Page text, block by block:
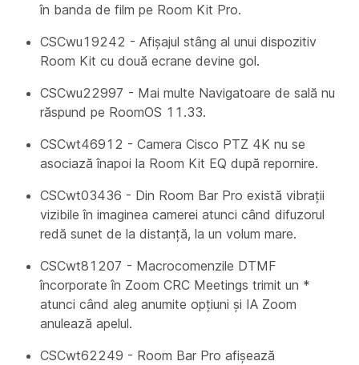
în banda de film pe Room Kit Pro.
CSCwu19242 - Afișajul stâng al unui dispozitiv
Room Kit cu două ecrane devine gol.
CSCwu22997 - Mai multe Navigatoare de sală nu
răspund pe RoomOS 11.33.
CSCwt46912 - Camera Cisco PTZ 4K nu se
asociază înapoi la Room Kit EQ după repornire.
CSCwt03436 - Din Room Bar Pro există vibrații
vizibile în imaginea camerei atunci când difuzorul
redă sunet de la distanță, la un volum mare.
CSCwt81207 - Macrocomenzile DTMF
încorporate în Zoom CRC Meetings trimit un *
atunci când aleg anumite opțiuni și IA Zoom
anulează apelul.
CSCwt62249 - Room Bar Pro afișează